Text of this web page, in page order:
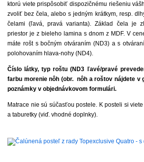
ktorú viete prispôsobiť dispozičnému riešeniu
zvoliť bez čela, alebo s jedným krátkym, resp.
čelami (ľavá, pravá varianta). Základ čela je
priestor je z bieleho lamina s dnom z MDF. V
máte rošt s bočným otváraním (ND3) a s
polohovaním hlava-nohy (ND4).
Číslo látky,typ roštu (ND3 ľavé/pravé
farbu morenie nôh (obr. nôh a roštov nájdete v
poznámky v objednávkovom formulári.
Matrace nie sú súčasťou postele. K posteli si
a taburetky (viď. vhodné doplnky).